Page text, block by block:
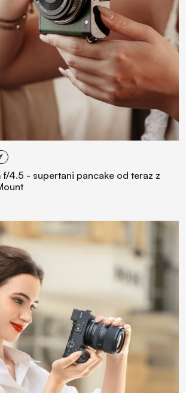
f/4.5 - supertani pancake od teraz z